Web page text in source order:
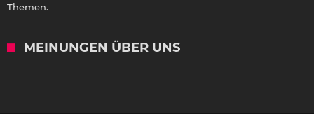
Themen.
MEINUNGEN ÜBER UNS